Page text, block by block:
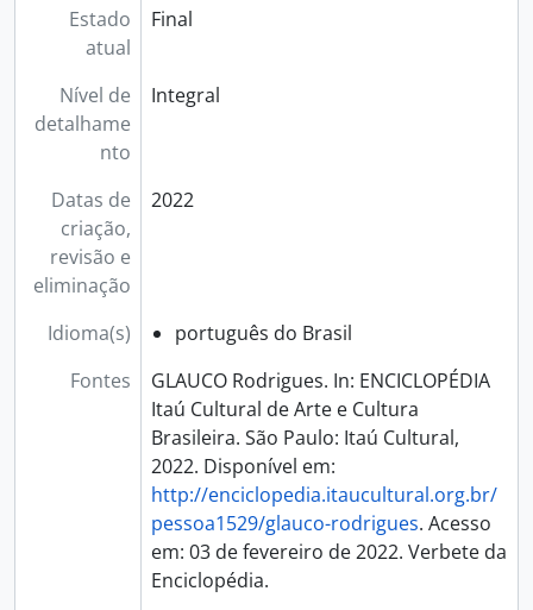
Estado
atual
Final
Nível de
detalhame
nto
Integral
Datas de
criação,
revisão e
eliminação
2022
Idioma(s)
português do Brasil
Fontes
GLAUCO Rodrigues. In: ENCICLOPÉDIA
Itaú Cultural de Arte e Cultura
Brasileira. São Paulo: Itaú Cultural,
2022. Disponível em:
http://enciclopedia.itaucultural.org.br/
pessoa1529/glauco-rodrigues. Acesso
em: 03 de fevereiro de 2022. Verbete da
Enciclopédia.